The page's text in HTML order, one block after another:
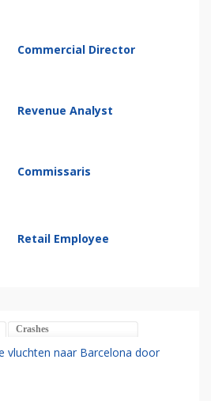
Commercial Director
Revenue Analyst
Commissaris
Retail Employee
Crashes
vluchten naar Barcelona door